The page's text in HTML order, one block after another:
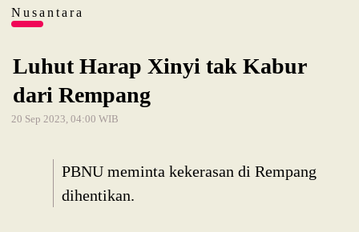
Nusantara
Luhut Harap Xinyi tak Kabur
dari Rempang
20 Sep 2023, 04:00 WIB
PBNU meminta kekerasan di Rempang
dihentikan.